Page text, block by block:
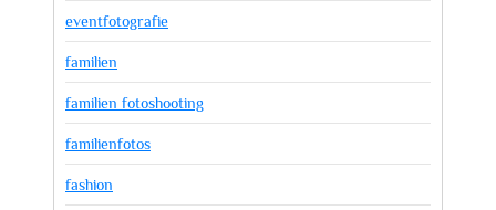
eventfotografie
familien
familien fotoshooting
familienfotos
fashion